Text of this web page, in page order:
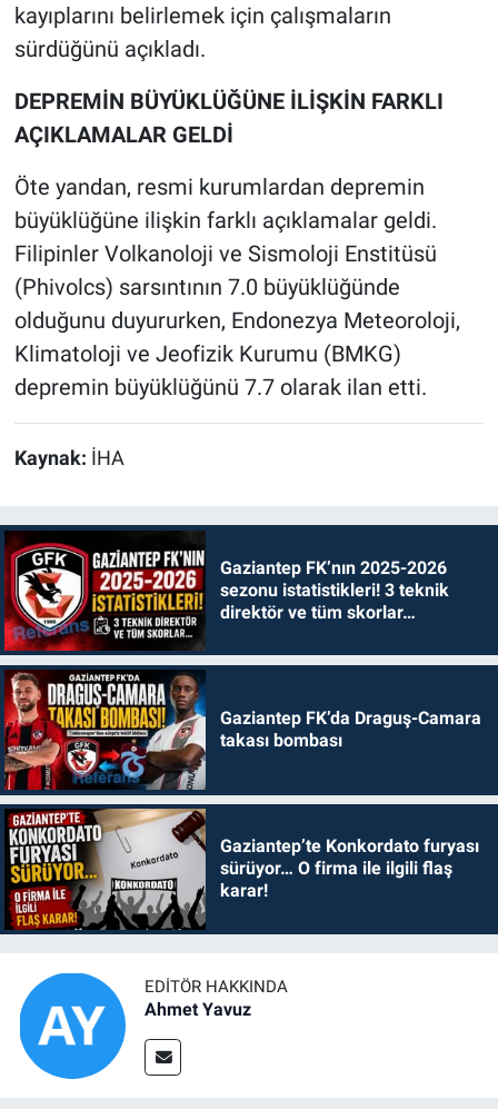
kayıplarını belirlemek için çalışmaların
sürdüğünü açıkladı.
DEPREMİN BÜYÜKLÜĞÜNE İLİŞKİN FARKLI
AÇIKLAMALAR GELDİ
Öte yandan, resmi kurumlardan depremin
büyüklüğüne ilişkin farklı açıklamalar geldi.
Filipinler Volkanoloji ve Sismoloji Enstitüsü
(Phivolcs) sarsıntının 7.0 büyüklüğünde
olduğunu duyururken, Endonezya Meteoroloji,
Klimatoloji ve Jeofizik Kurumu (BMKG)
depremin büyüklüğünü 7.7 olarak ilan etti.
Kaynak: İHA
Gaziantep FK’nın 2025-2026
sezonu istatistikleri! 3 teknik
direktör ve tüm skorlar…
Gaziantep FK’da Draguş-Camara
takası bombası
Gaziantep’te Konkordato furyası
sürüyor… O firma ile ilgili flaş
karar!
EDITÖR HAKKINDA
Ahmet Yavuz